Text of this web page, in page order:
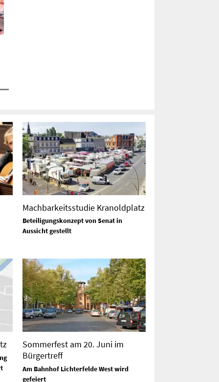
Machbarkeitsstudie Kranoldplatz
Beteiligungskonzept von Senat in
Aussicht gestellt
Sommerfest am 20. Juni im
Bürgertreff
Am Bahnhof Lichterfelde West wird
gefeiert